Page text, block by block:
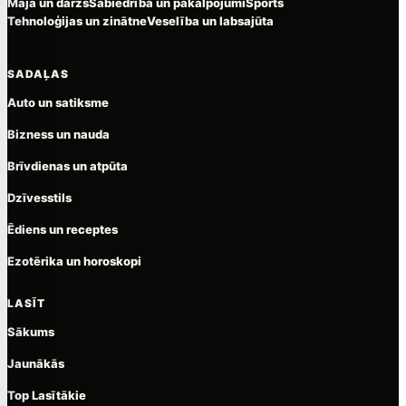
Tehnoloģijas un zinātneVeselība un labsajūta
SADAĻAS
Auto un satiksme
Bizness un nauda
Brīvdienas un atpūta
Dzīvesstils
Ēdiens un receptes
Ezotērika un horoskopi
LASĪT
Sākums
Jaunākās
Top Lasītākie